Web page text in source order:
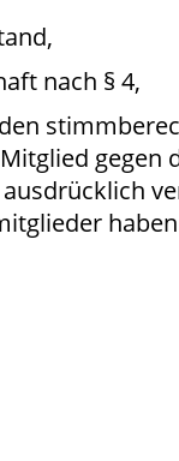
nach § 4,
gegen